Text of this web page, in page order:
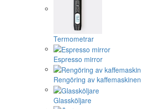
Termometrar
Espresso mirror
Rengöring av kaffemaskinen
Glassköljare